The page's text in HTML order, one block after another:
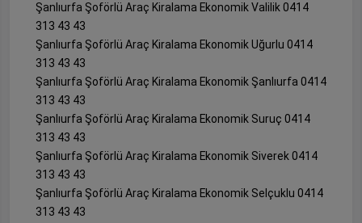
Şanlıurfa Şoförlü Araç Kiralama Ekonomik Valilik 0414
313 43 43
Şanlıurfa Şoförlü Araç Kiralama Ekonomik Uğurlu 0414
313 43 43
Şanlıurfa Şoförlü Araç Kiralama Ekonomik Şanlıurfa 0414
313 43 43
Şanlıurfa Şoförlü Araç Kiralama Ekonomik Suruç 0414
313 43 43
Şanlıurfa Şoförlü Araç Kiralama Ekonomik Siverek 0414
313 43 43
Şanlıurfa Şoförlü Araç Kiralama Ekonomik Selçuklu 0414
313 43 43